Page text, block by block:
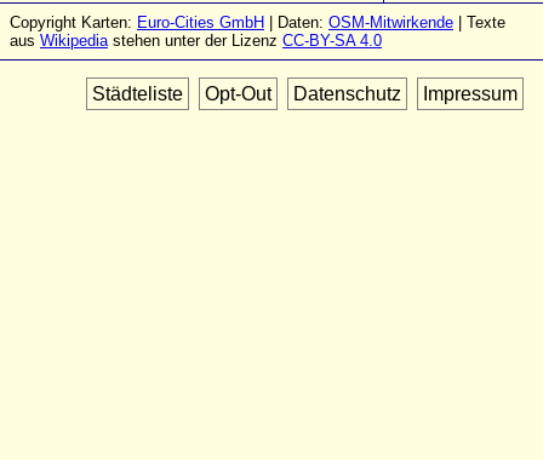
Copyright Karten: Euro-Cities GmbH | Daten: OSM-Mitwirkende | Texte
aus Wikipediastehen unter der Lizenz CC-BY-SA 4.0
Städteliste Opt-Out Datenschutz Impressum